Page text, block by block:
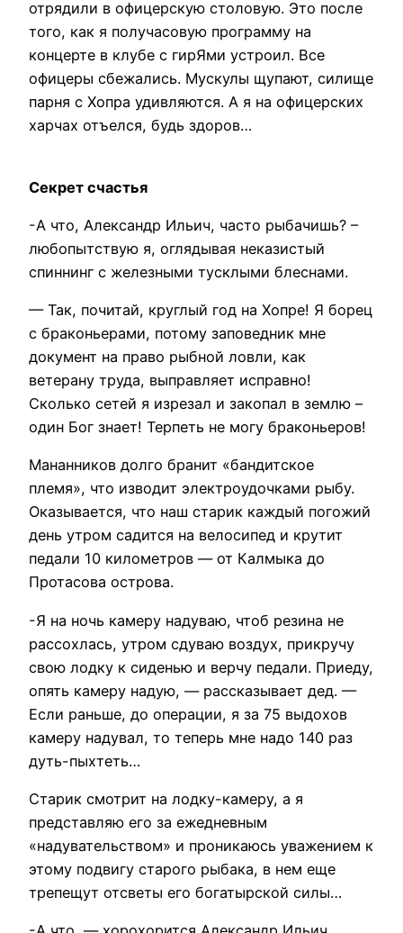
отрядили в офицерскую столовую. Это после
того, как я получасовую программу на
концерте в клубе с гирЯми устроил. Все
офицеры сбежались. Мускулы щупают, силище
парня с Хопра удивляются. А я на офицерских
харчах отъелся, будь здоров…
Секрет счастья
-А что, Александр Ильич, часто рыбачишь? –
любопытствую я, оглядывая неказистый
спиннинг с железными тусклыми блеснами.
— Так, почитай, круглый год на Хопре! Я борец
с браконьерами, потому заповедник мне
документ на право рыбной ловли, как
ветерану труда, выправляет исправно!
Сколько сетей я изрезал и закопал в землю –
один Бог знает! Терпеть не могу браконьеров!
Мананников долго бранит «бандитское
племя», что изводит электроудочками рыбу.
Оказывается, что наш старик каждый погожий
день утром садится на велосипед и крутит
педали 10 километров — от Калмыка до
Протасова острова.
-Я на ночь камеру надуваю, чтоб резина не
рассохлась, утром сдуваю воздух, прикручу
свою лодку к сиденью и верчу педали. Приеду,
опять камеру надую, — рассказывает дед. —
Если раньше, до операции, я за 75 выдохов
камеру надувал, то теперь мне надо 140 раз
дуть-пыхтеть…
Старик смотрит на лодку-камеру, а я
представляю его за ежедневным
«надувательством» и проникаюсь уважением к
этому подвигу старого рыбака, в нем еще
трепещут отсветы его богатырской силы…